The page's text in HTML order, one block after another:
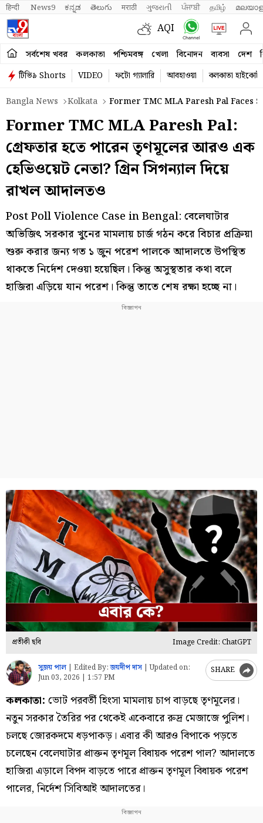
हिन्दी News9 ಕನ್ನಡ తెలుగు मराठी ગુજરાતી ਪੰਜਾਬੀ தமிழ்
AQI
সর্বশেষ খবর কলকাতা পশ্চিমবঙ্গ খেলা বিনোদন ব্যবসা দেশ
টিভি৯ Shorts VIDEO ফটো গ্যালারি আবহাওয়া
কলকাতা হাইকোর্ট
Bangla News
Kolkata Former TMC MLA Paresh Pal Faces
Former TMC MLA Paresh Pal:
গ্রেফতার হতে পারেন তৃণমূলের আরও এক
হেভিওয়েট নেতা? গ্রিন সিগন্যাল দিয়ে
রাখল আদালতও
Post Poll Violence Case in Bengal: বেলেঘাটার
অভিজিৎ সরকার খুনের মামলায় চার্জ গঠন করে বিচার প্রক্রিয়া
শুরু করার জন্য গত ১ জুন পরেশ পালকে আদালতে উপস্থিত
থাকতে নির্দেশ দেওয়া হয়েছিল। কিন্তু অসুস্থতার কথা বলে
হাজিরা এড়িয়ে যান পরেশ। কিন্তু তাতে শেষ রক্ষা হচ্ছে না।
প্রতীকী ছবি Image Credit: ChatGPT
সুজয় পাল Edited By:জয়দীপ দাস |Updated on:
Jun 03, 2026 | 1:57 PM
SHARE
কলকাতা: ভোট পরবর্তী হিংসা মামলায় চাপ বাড়ছে তৃণমূলের।
নতুন সরকার তৈরির পর থেকেই একেবারে রুদ্র মেজাজে পুলিশ।
চলছে জোরকদমে ধড়পাকড়। এবার কী আরও বিপাকে পড়তে
চলেছেন বেলেঘাটার প্রাক্তন তৃণমূল বিধায়ক পরেশ পাল? আদালতে
হাজিরা এড়ালে বিপদ বাড়তে পারে প্রাক্তন তৃণমূল বিধায়ক পরেশ
পালের, নির্দেশ সিবিআই আদালতের।